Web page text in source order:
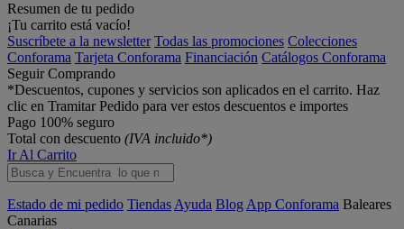
Resumen de tu pedido
¡Tu carrito está vacío!
Suscríbete a la newsletter Todas las promociones Colecciones
Conforama Tarjeta Conforama Financiación Catálogos Conforama
Seguir Comprando
*Descuentos, cupones y servicios son aplicados en el carrito. Haz
clic en Tramitar Pedido para ver estos descuentos e importes
Pago 100% seguro
Total con descuento (IVA incluido*)
Ir Al Carrito
Estado de mi pedido Tiendas Ayuda Blog App Conforama Baleares
Canarias